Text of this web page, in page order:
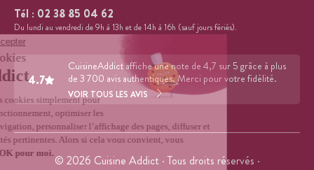
Tél : 02 38 85 04 62
Du lundi au vendredi de 9h à 13h et de 14h à 16h (sauf jours fériés).
4.7
CuisineAddict affiche une note de 4,7 sur 5 grâce à plus
de 3 700 avis authentiques. Merci pour votre fidélité.
VOIR TOUS LES AVIS
© 2026 Cuisine Addict · Tous droits réservés ·